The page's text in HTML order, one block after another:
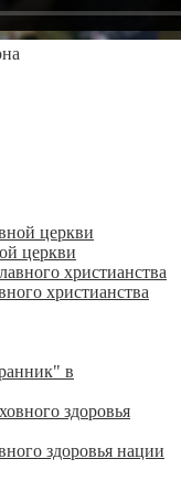
церкви
христианства
в
здоровья нации